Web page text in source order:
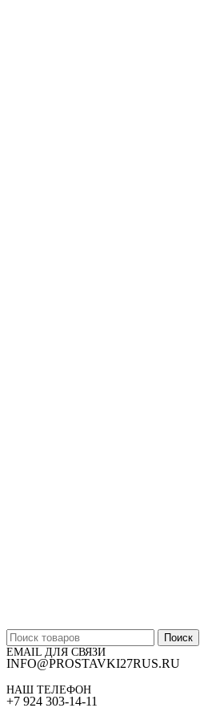
Поиск
EMAIL ДЛЯ СВЯЗИ
INFO@PROSTAVKI27RUS.RU
НАШ ТЕЛЕФОН
+7 924 303-14-11